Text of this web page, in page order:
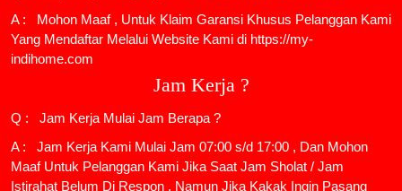
A : Mohon Maaf , Untuk Klaim Garansi Khusus Pelanggan Kami
Yang Mendaftar Melalui Website Kami di https://my-
indihome.com
Jam Kerja ?
Q : Jam Kerja Mulai Jam Berapa ?
A : Jam Kerja Kami Mulai Jam 07:00 s/d 17:00 , Dan Mohon
Maaf Untuk Pelanggan Kami Jika Saat Jam Sholat / Jam
Istirahat Belum Di Respon , Namun Jika Kakak Ingin Pasang